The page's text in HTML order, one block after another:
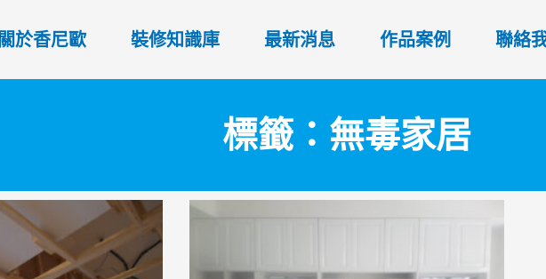
關於香尼歐 裝修知識庫 最新消息 作品案例 聯絡
標籤：無毒家居